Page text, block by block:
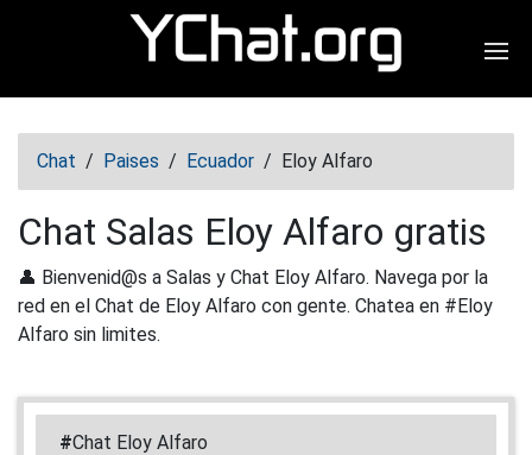
Chat / Paises / Ecuador / Eloy Alfaro
Chat Salas Eloy Alfaro gratis
👤 Bienvenid@s a Salas y Chat Eloy Alfaro. Navega por la
red en el Chat de Eloy Alfaro con gente. Chatea en #Eloy
Alfaro sin limites.
#Chat Eloy Alfaro